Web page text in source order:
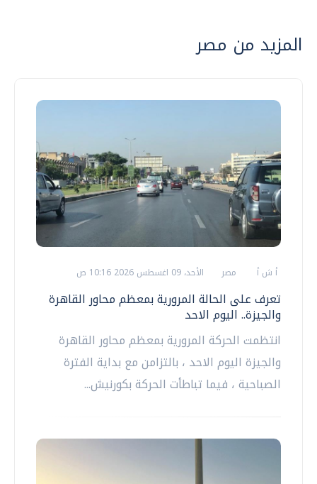
المزيد من مصر
أ ش أ مصر الأحد، 09 اغسطس 2026 10:16 ص
تعرف على الحالة المرورية بمعظم محاور القاهرة
والجيزة.. اليوم الاحد
انتظمت الحركة المرورية بمعظم محاور القاهرة
والجيزة اليوم الاحد ، بالتزامن مع بداية الفترة
الصباحية ، فيما تباطأت الحركة بكورنيش...